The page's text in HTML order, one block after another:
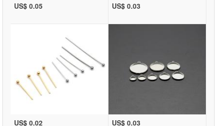
US$ 0.05 US$ 0.03
US$ 0.02 US$ 0.03